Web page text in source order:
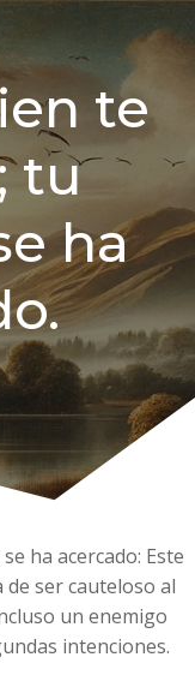
te
tu
ha
ha acercado: Este
ser cauteloso al
un enemigo
intenciones.